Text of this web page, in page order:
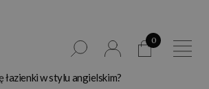
0
łazienki w stylu angielskim?